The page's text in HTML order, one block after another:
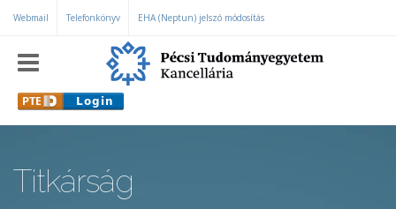
Ugrás a tartalomra
Webmail Telefonkönyv EHA (Neptun) jelszó módosítás
Titkárság